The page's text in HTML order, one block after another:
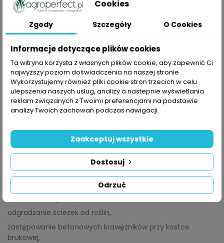
palisada.
Oddzielenie trawnika od innej nawierzchni powinno być przede
wszystkim szczelne. Wszelkie elementy łączeniowe powinny
być ograniczone do minimum. Zapobiega to wyrastaniu trawy
w szczelinach i przedostawaniu się jej do inaczej
zagospodarowanej powierzchni. Poza tym istotne jest, aby
koszenie trawnika przebiegało na tyle wygodnie, aby uniknąć
późniejszych poprawek przy pomocy podkaszarki. Co istotne,
obrzeże wpływa w dużym stopniu na to jak ogród się
sposób, np. poprzez tworzenie geometrycznych kształtów i linii,
które będą w interesujący sposób oddzielać od siebie różne
formy.
Zastosowanie obrzeży trawnikowych:
odgradzanie ścieżek od roślin,
zastępowanie betonowych krawężników przy kostce
brukowej,
Cookies
Zgody Szczegóły O Cookies
Informacje dotyczące plików cookies
Ta witryna korzysta z własnych plików cookie, aby zapewnić Ci
najwyższy poziom doświadczenia na naszej stronie .
Wykorzystujemy również pliki cookie stron trzecich w celu
ulepszenia naszych usług, analizy a nastepnie wyświetlania
reklam związanych z Twoimi preferencjami na podstawie
analizy Twoich zachowań podczas nawigacji.
Odrzuć
Dostosuj
Zaakceptuj wszystkie